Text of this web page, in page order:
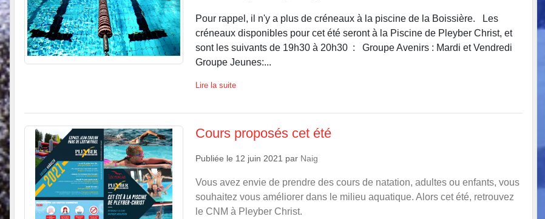
Pour rappel, il n'y a plus de créneaux à la piscine de la Boissière. Les
créneaux disponibles pour cet été seront à la Piscine de Pleyber Christ, et
sont les suivants de 19h30 à 20h30 : Groupe Avenirs : Mardi et Vendredi
Groupe Jeunes:...
Lire la suite
Cours proposés cet été
Publiée le 12 juin 2021 par Naig
Vous avez envie de prendre des cours de natation, adultes ou enfants, vous
souhaitez vous améliorer dans le milieu aquatique. Alors cet été, retrouvez
le CNM à Pleyber Christ.